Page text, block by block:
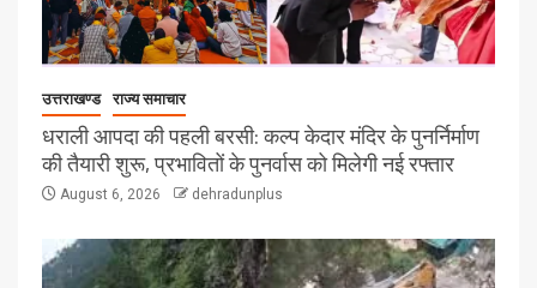
उत्तराखण्ड राज्य समाचार
धराली आपदा की पहली बरसी: कल्प केदार मंदिर के पुनर्निर्माण
की तैयारी शुरू, प्रभावितों के पुनर्वास को मिलेगी नई रफ्तार
August 6, 2026 dehradunplus